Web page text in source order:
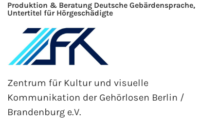
Produktion & Beratung Deutsche Gebärdensprache,
Untertitel für Hörgeschädigte
Zentrum für Kultur und visuelle
Kommunikation der Gehörlosen Berlin /
Brandenburg e.V.